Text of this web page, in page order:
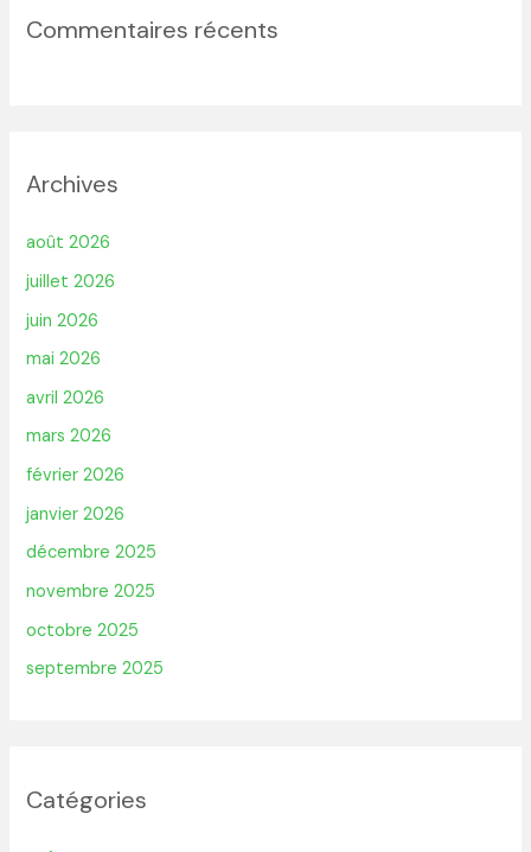
Commentaires récents
Archives
août 2026
juillet 2026
juin 2026
mai 2026
avril 2026
mars 2026
février 2026
janvier 2026
décembre 2025
novembre 2025
octobre 2025
septembre 2025
Catégories